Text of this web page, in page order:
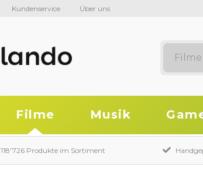
Kundenservice Über uns
Filme
Filme Musik
118'726 Produkte im Sortiment